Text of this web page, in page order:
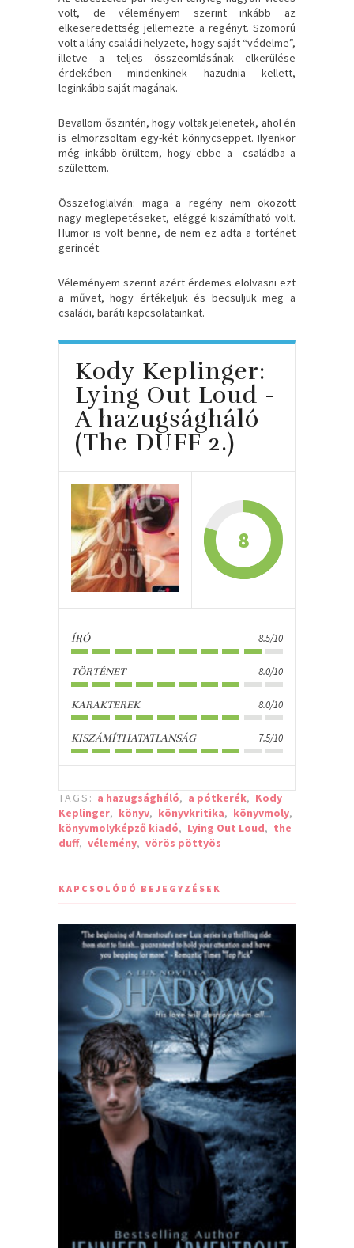
volt, de véleményem szerint inkább az
elkeseredettség jellemezte a regényt. Szomorú
volt a lány családi helyzete, hogy saját “védelme”,
illetve a teljes összeomlásának elkerülése
érdekében mindenkinek hazudnia kellett,
leginkább saját magának.
Bevallom őszintén, hogy voltak jelenetek, ahol én
is elmorzsoltam egy-két könnycseppet. Ilyenkor
még inkább örültem, hogy ebbe a családba a
születtem.
Összefoglalván: maga a regény nem okozott
nagy meglepetéseket, eléggé kiszámítható volt.
Humor is volt benne, de nem ez adta a történet
gerincét.
Véleményem szerint azért érdemes elolvasni ezt
a művet, hogy értékeljük és becsüljük meg a
családi, baráti kapcsolatainkat.
Kody Keplinger:
Lying Out Loud -
A hazugságháló
(The DUFF 2.)
8
ÍRÓ 8.5/10
TÖRTÉNET 8.0/10
KARAKTEREK 8.0/10
KISZÁMÍTHATATLANSÁG 7.5/10
TAGS: a hazugságháló, a pótkerék, Kody
Keplinger, könyv, könyvkritika, könyvmoly,
könyvmolyképző kiadó, Lying Out Loud, the
duff, vélemény, vörös pöttyös
KAPCSOLÓDÓ BEJEGYZÉSEK